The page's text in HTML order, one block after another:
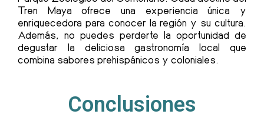
Tren Maya ofrece una experiencia única y
enriquecedora para conocer la región y su cultura.
Además, no puedes perderte la oportunidad de
degustar la deliciosa gastronomía local que
combina sabores prehispánicos y coloniales.
Conclusiones